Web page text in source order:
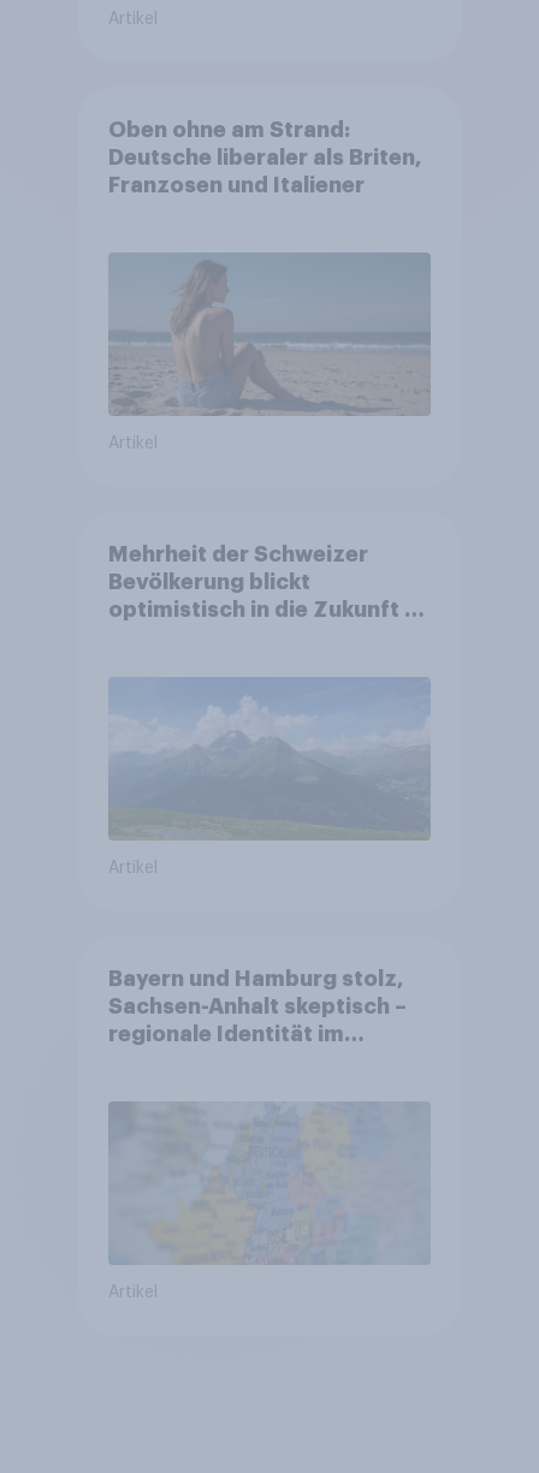
Artikel
Oben ohne am Strand:
Deutsche liberaler als Briten,
Franzosen und Italiener
Artikel
Mehrheit der Schweizer
Bevölkerung blickt
optimistisch in die Zukunft –
Altersvorsorge
Artikel
Bayern und Hamburg stolz,
Sachsen-Anhalt skeptisch –
regionale Identität im
Artikel